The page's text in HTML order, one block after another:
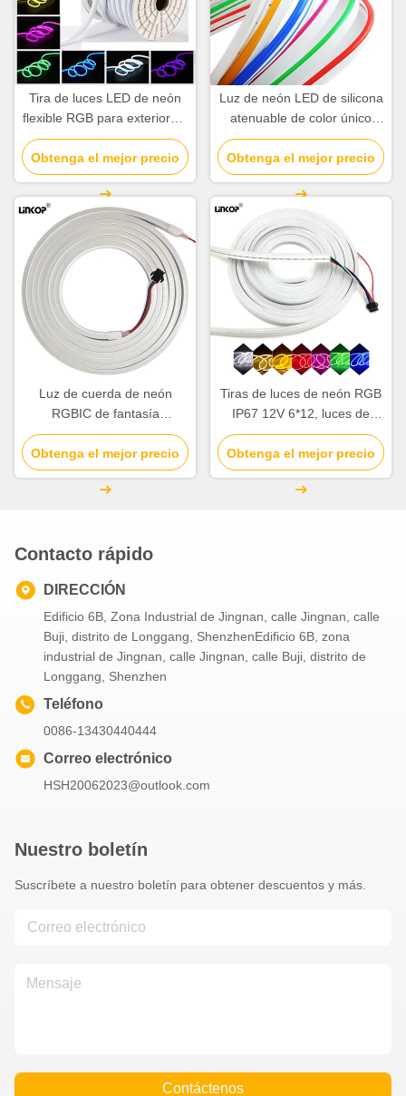
Tira de luces LED de neón
flexible RGB para exteriores,
resistente al agua, cortable,
rollo de 220V
Obtenga el mejor precio
Luz de neón LED de silicona
atenuable de color único
suave 12v 8x16mm de tubo
de neón
Obtenga el mejor precio
Luz de cuerda de neón
RGBIC de fantasía
direccionable 12V 5M luces
de banda LED recortables
Obtenga el mejor precio
Tiras de luces de neón RGB
IP67 12V 6*12, luces de
cuerda de neón LED
cortables
Obtenga el mejor precio
Contacto rápido
DIRECCIÓN
Edificio 6B, Zona Industrial de Jingnan, calle Jingnan, calle
Buji, distrito de Longgang, ShenzhenEdificio 6B, zona
industrial de Jingnan, calle Jingnan, calle Buji, distrito de
Longgang, Shenzhen
Teléfono
0086-13430440444
Correo electrónico
HSH20062023@outlook.com
Nuestro boletín
Suscríbete a nuestro boletín para obtener descuentos y más.
Contáctenos